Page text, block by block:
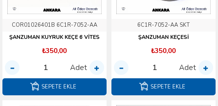
COR01026401B 6C1R-7052-AA
ŞANZUMAN KUYRUK KEÇE 6 VİTES
₺350,00
Adet
SEPETE EKLE
6C1R-7052-AA SKT
ŞANZUMAN KEÇESİ
₺350,00
Adet
SEPETE EKLE